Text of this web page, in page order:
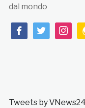
dal mondo
facebooktwitter
Tweets by VNews24